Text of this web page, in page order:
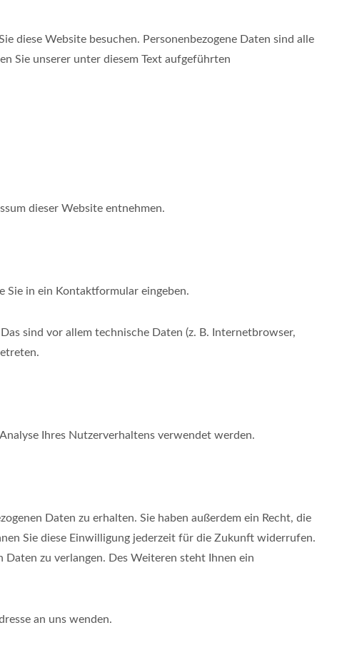
diese Website besuchen. Personenbezogene Daten sind alle
Sie unserer unter diesem Text aufgeführten
dieser Website entnehmen.
Sie in ein Kontaktformular eingeben.
sind vor allem technische Daten (z. B. Internetbrowser,
Ihres Nutzerverhaltens verwendet werden.
Daten zu erhalten. Sie haben außerdem ein Recht, die
Sie diese Einwilligung jederzeit für die Zukunft widerrufen.
zu verlangen. Des Weiteren steht Ihnen ein
an uns wenden.